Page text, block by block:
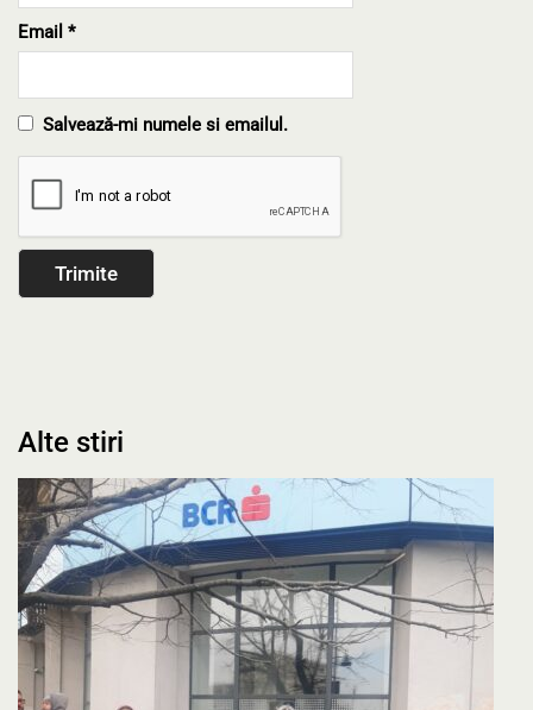
Email *
Salvează-mi numele si emailul.
Alte stiri